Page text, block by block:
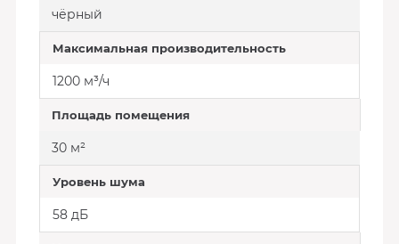
чёрный
Максимальная производительность
1200 м³/ч
Площадь помещения
30 м²
Уровень шума
58 дБ